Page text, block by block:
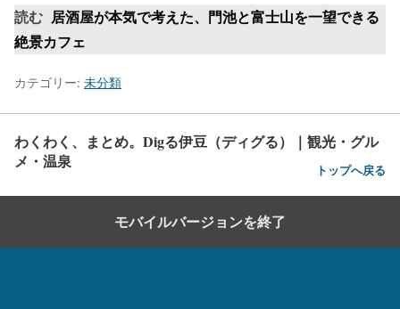
読む 居酒屋が本気で考えた、門池と富士山を一望できる
絶景カフェ
カテゴリー: 未分類
わくわく、まとめ。Digる伊豆（ディグる）｜観光・グル
メ・温泉
トップへ戻る
モバイルバージョンを終了